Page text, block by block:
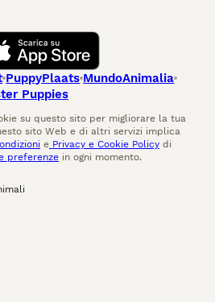
PuppyPlaats MundoAnimalia
Puppies
su questo sito per migliorare la tua
sito Web e di altri servizi implica
e Privacy e Cookie Policy di
preferenze in ogni momento.